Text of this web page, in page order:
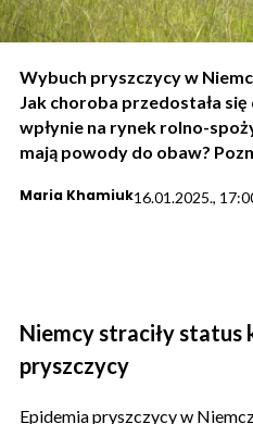
Wybuch pryszczycy w
Jak choroba przedostała
wpłynie na rynek rolno-
mają powody do obaw?
Maria Khamiuk16.01.2025.,
Niemcy straciły status
pryszczycy
Epidemia pryszczycy w